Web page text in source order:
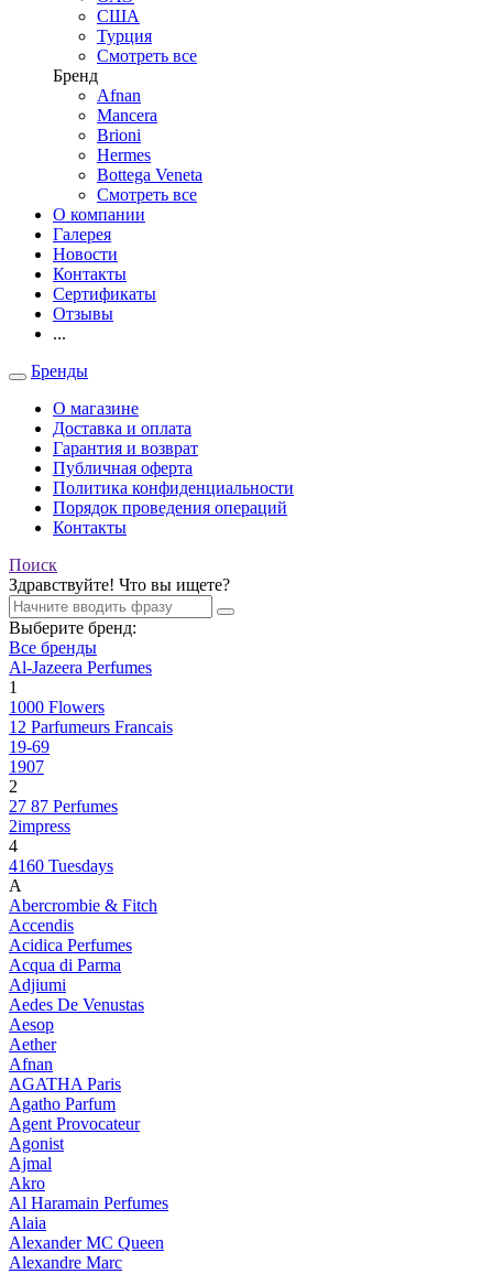
США
Турция
Смотреть все
Бренд
Afnan
Mancera
Brioni
Hermes
Bottega Veneta
Смотреть все
О компании
Галерея
Новости
Контакты
Сертификаты
Отзывы
...
Бренды
О магазине
Доставка и оплата
Гарантия и возврат
Публичная оферта
Политика конфиденциальности
Порядок проведения операций
Контакты
Поиск
Здравствуйте! Что вы ищете?
Выберите бренд:
Все бренды
Al-Jazeera Perfumes
1
1000 Flowers
12 Parfumeurs Francais
19-69
1907
2
27 87 Perfumes
2impress
4
4160 Tuesdays
A
Abercrombie & Fitch
Accendis
Acidica Perfumes
Acqua di Parma
Adjiumi
Aedes De Venustas
Aesop
Aether
Afnan
AGATHA Paris
Agatho Parfum
Agent Provocateur
Agonist
Ajmal
Akro
Al Haramain Perfumes
Alaia
Alexander MC Queen
Alexandre Marc